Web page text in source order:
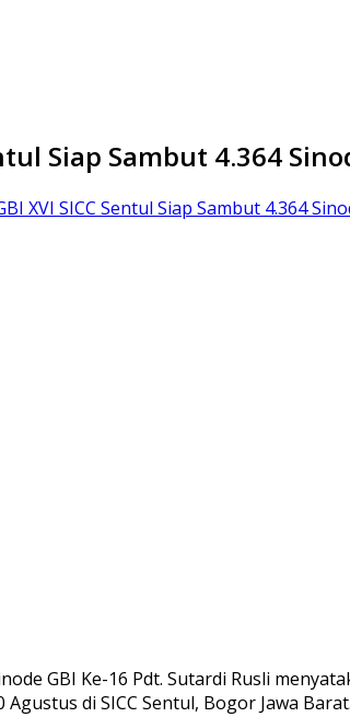
Siap Sambut 4.364
XVI SICC Sentul Siap Sambut 4.364
GBI Ke-16 Pdt. Sutardi Rusli
di SICC Sentul, Bogor Jawa